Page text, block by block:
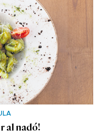
al nadó!